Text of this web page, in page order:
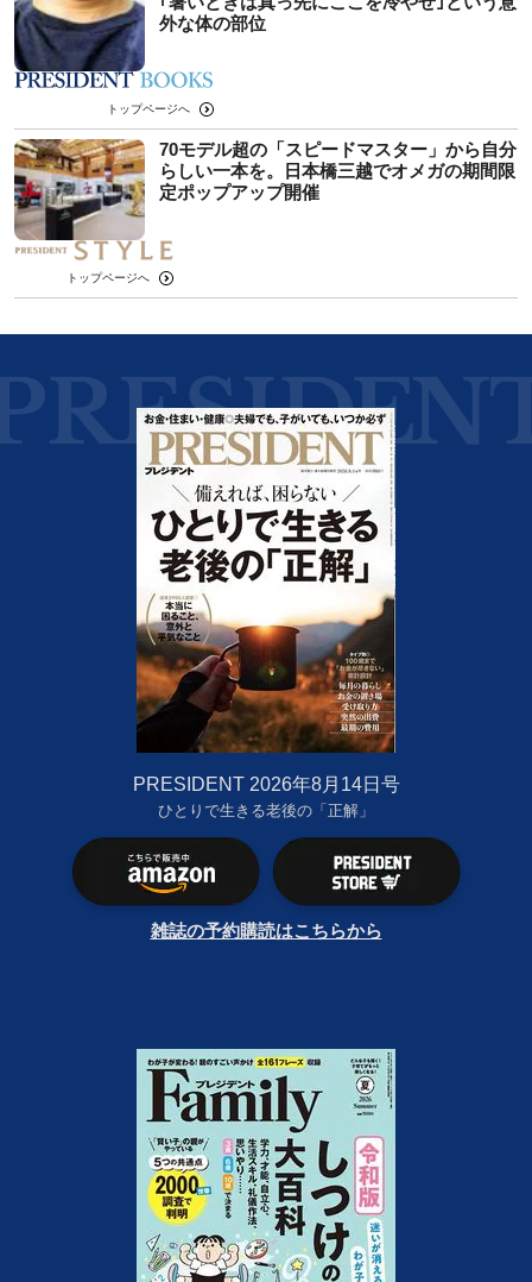
外な体の部位
トップページへ
70モデル超の「スピードマスター」から自分
らしい一本を。日本橋三越でオメガの期間限
定ポップアップ開催
トップページへ
PRESIDENT 2026年8月14日号
ひとりで生きる老後の「正解」
雑誌の予約購読はこちらから